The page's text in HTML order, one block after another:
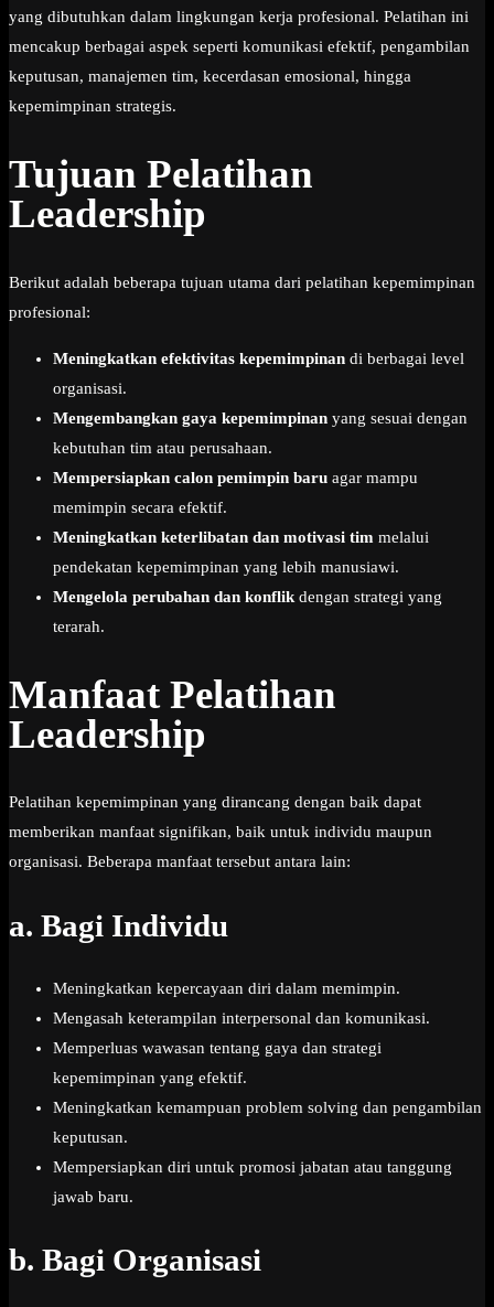
yang dibutuhkan dalam lingkungan kerja profesional. Pelatihan ini
mencakup berbagai aspek seperti komunikasi efektif, pengambilan
keputusan, manajemen tim, kecerdasan emosional, hingga
kepemimpinan strategis.
Tujuan Pelatihan
Leadership
Berikut adalah beberapa tujuan utama dari pelatihan kepemimpinan
profesional:
Meningkatkan efektivitas kepemimpinan di berbagai level
organisasi.
Mengembangkan gaya kepemimpinan yang sesuai dengan
kebutuhan tim atau perusahaan.
Mempersiapkan calon pemimpin baru agar mampu
memimpin secara efektif.
Meningkatkan keterlibatan dan motivasi tim melalui
pendekatan kepemimpinan yang lebih manusiawi.
Mengelola perubahan dan konflik dengan strategi yang
terarah.
Manfaat Pelatihan
Leadership
Pelatihan kepemimpinan yang dirancang dengan baik dapat
memberikan manfaat signifikan, baik untuk individu maupun
organisasi. Beberapa manfaat tersebut antara lain:
a. Bagi Individu
Meningkatkan kepercayaan diri dalam memimpin.
Mengasah keterampilan interpersonal dan komunikasi.
Memperluas wawasan tentang gaya dan strategi
kepemimpinan yang efektif.
Meningkatkan kemampuan problem solving dan pengambilan
keputusan.
Mempersiapkan diri untuk promosi jabatan atau tanggung
jawab baru.
b. Bagi Organisasi